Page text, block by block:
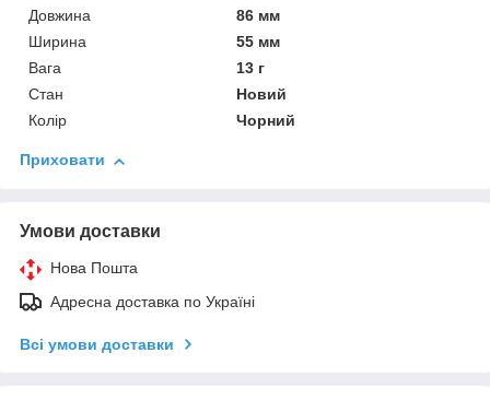
Довжина
86 мм
Ширина
55 мм
Вага
13 г
Стан
Новий
Колір
Чорний
Приховати
Умови доставки
Нова Пошта
Адресна доставка по Україні
Всі умови доставки